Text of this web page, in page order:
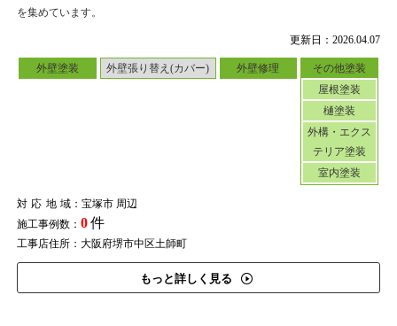
更新日：2026.04.07
外壁塗装 外壁張り替え(カバー) 外壁修理
その他塗装
屋根塗装
樋塗装
外構・エクス
テリア塗装
室内塗装
対応地域：宝塚市 周辺
施工事例数： 0件
工事店住所：大阪府堺市中区土師町
もっと詳しく見る
を集めています。